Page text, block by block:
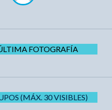
FOTOGRAFÍA
(MÁX. 30 VISIBLES)